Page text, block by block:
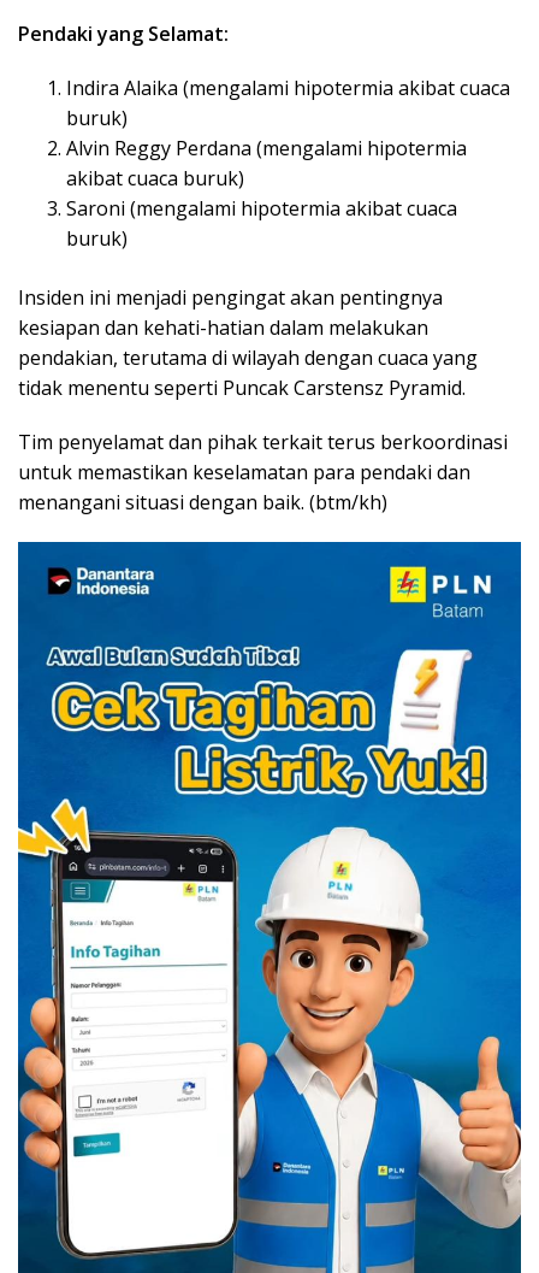
Pendaki yang Selamat:
Indira Alaika (mengalami hipotermia akibat cuaca
buruk)
Alvin Reggy Perdana (mengalami hipotermia
akibat cuaca buruk)
Saroni (mengalami hipotermia akibat cuaca
buruk)
Insiden ini menjadi pengingat akan pentingnya
kesiapan dan kehati-hatian dalam melakukan
pendakian, terutama di wilayah dengan cuaca yang
tidak menentu seperti Puncak Carstensz Pyramid.
Tim penyelamat dan pihak terkait terus berkoordinasi
untuk memastikan keselamatan para pendaki dan
menangani situasi dengan baik. (btm/kh)